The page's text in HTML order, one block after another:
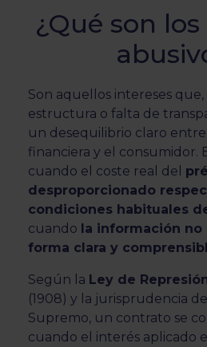
¿Qué son
Son aquellos intereses
estructura o falta de
un desequilibrio claro
financiera y el consumidor.
cuando el coste real del
desproporcionado
condiciones habituales
cuando la información no
forma clara y
Según la Ley de
(1908) y la jurisprudencia
Supremo, un contrato se
cuando el interés aplicado